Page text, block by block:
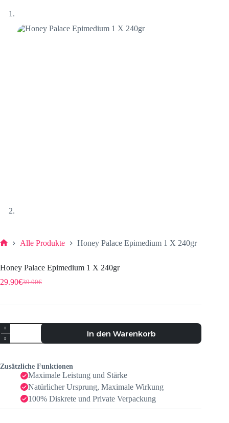
Alle Produkte Honey Palace Epimedium 1 X 240gr
Honey Palace Epimedium 1 X 240gr
39.00€
29.90€
In den Warenkorb
Zusätzliche Funktionen
Maximale Leistung und Stärke
Natürlicher Ursprung, Maximale Wirkung
100% Diskrete und Private Verpackung